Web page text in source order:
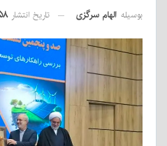
بوسیله الهام سرگزی تاریخ انتشار